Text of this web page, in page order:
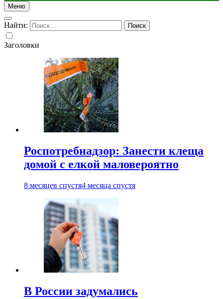
Меню
Найти:
Заголовки
Роспотребнадзор: Занести клеща
домой с елкой маловероятно
8 месяцев спустя4 месяца спустя
В России задумались